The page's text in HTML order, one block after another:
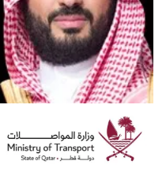
ولي العهد السعودي يؤكد
للرئيس الأميركي ضرورة تغليب
الحوار لخفض التصعيد